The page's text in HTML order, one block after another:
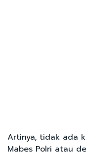
Artinya, tidak ada
Mabes Polri atau